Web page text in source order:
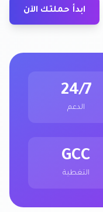
ابدأ حملتك الآن
24/7
الدعم
GCC
التغطية